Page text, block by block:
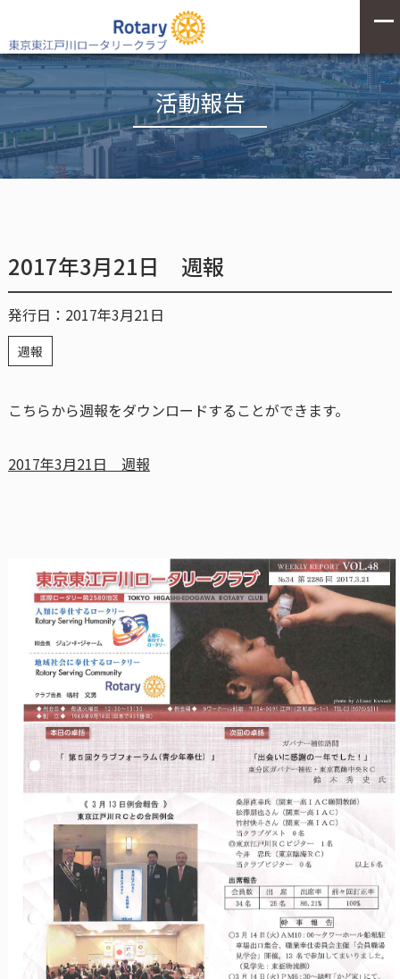
活動報告
2017年3月21日 週報
発行日：2017年3月21日
週報
こちらから週報をダウンロードすることができます。
2017年3月21日 週報